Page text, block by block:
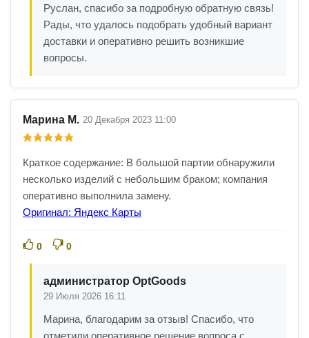
Руслан, спасибо за подробную обратную связь!
Рады, что удалось подобрать удобный вариант
доставки и оперативно решить возникшие
вопросы.
Марина М. 20 Декабря 2023 11:00
Краткое содержание: В большой партии обнаружили
несколько изделий с небольшим браком; компания
оперативно выполнила замену.
Оригинал: Яндекс Карты
0 0
администратор OptGoods
29 Июля 2026 16:11
Марина, благодарим за отзыв! Спасибо, что
отметили оперативное решение вопроса с